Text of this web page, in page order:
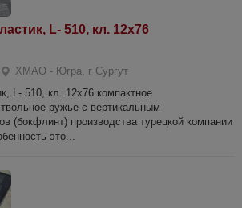
L- 510, кл. 12х76
ХМАО - Югра, г Сургут
L- 510, кл. 12х76 компактное
ружье с вертикальным
(бокфлинт) производства турецкой компании
это...